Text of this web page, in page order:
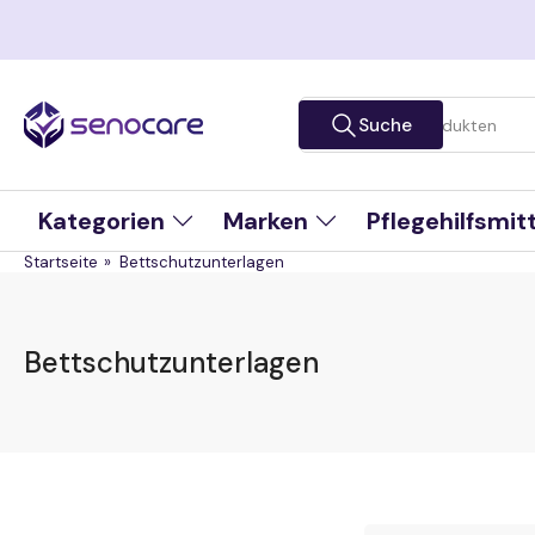
Suche
nach
Produkten
Suche
Kategorien Marken
Startseite » Bettschutzunterlagen
Bettschutzunterlagen